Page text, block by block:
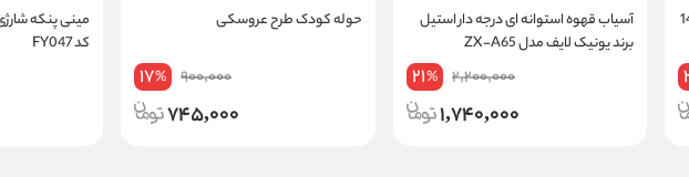
شکلات بسته 14
آسیاب قهوه استوانه ای درجه دار استیل
برند یونیک لایف مدل ZX-A65
2,200,000
21%
1,740,000
حوله کودک طرح عروسکی
900,000
17%
745,000
مینی پنکه
کد FY047